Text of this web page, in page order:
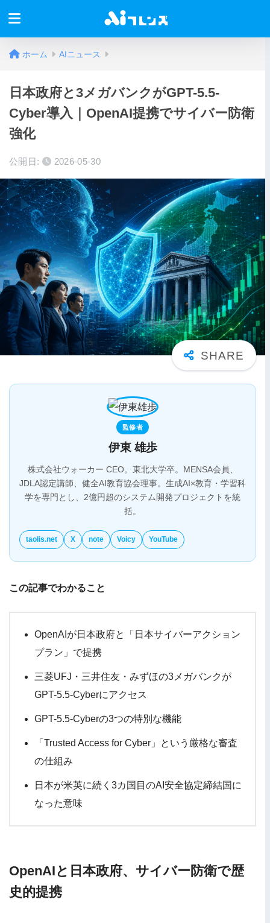
ホーム AIニュース
日本政府と3メガバンクがGPT-5.5-
Cyber導入｜OpenAI提携でサイバー防衛
強化
公開日: 2026-05-30
監修者
伊東 雄歩
株式会社ウォーカー CEO。東北大学卒。MENSA会員、
JDLA認定講師、健全AI教育協会理事。生成AI×教育・学習科
学を専門とし、2億円超のシステム開発プロジェクトを統
括。
taolis.net X note Voicy YouTube
この記事でわかること
OpenAIが日本政府と「日本サイバーアクション
プラン」で提携
三菱UFJ・三井住友・みずほの3メガバンクが
GPT-5.5-Cyberにアクセス
GPT-5.5-Cyberの3つの特別な機能
「Trusted Access for Cyber」という厳格な審査
の仕組み
日本が米英に続く3カ国目のAI安全協定締結国に
なった意味
OpenAIと日本政府、サイバー防衛で歴
史的提携